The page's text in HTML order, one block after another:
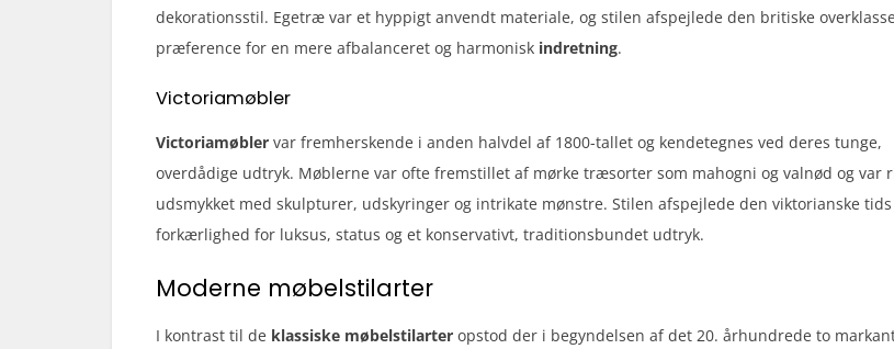
dekorationsstil. Egetræ var et hyppigt anvendt materiale, og stilen afspejlede den britiske
præference for en mere afbalanceret og harmonisk indretning.
Victoriamøbler
Victoriamøbler var fremherskende i anden halvdel af 1800-tallet og kendetegnes ved deres tunge,
overdådige udtryk. Møblerne var ofte fremstillet af mørke træsorter som mahogni og valnød og var
udsmykket med skulpturer, udskyringer og intrikate mønstre. Stilen afspejlede den viktorianske tids
forkærlighed for luksus, status og et konservativt, traditionsbundet udtryk.
Moderne møbelstilarter
I kontrast til de klassiske møbelstilarter opstod der i begyndelsen af det 20. århundrede to